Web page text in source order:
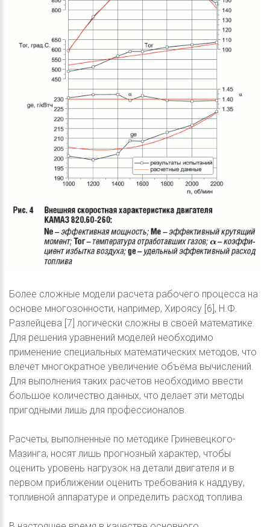
Более сложные модели расчета рабочего процесса на
основе многозонности, например, Хироясу [6], Н.Ф.
Разлейцева [7] логически сложны в своей математике.
Для решения уравнений моделей необходимо
применение специальных математических методов, что
влечет многократное увеличение объёма вычислений.
Для выполнения таких расчетов необходимо ввести
большое количество данных, что делает эти методы
пригодными лишь для профессионалов.
Расчеты, выполненные по методике Гриневецкого-
Мазинга, носят лишь прогнозный характер, чтобы
оценить уровень нагрузок на детали двигателя и в
первом приближении оценить требования к наддуву,
топливной аппаратуре и определить расход топлива.